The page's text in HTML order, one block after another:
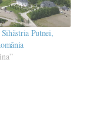
Putnei,